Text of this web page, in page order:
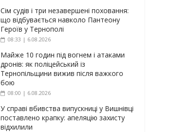
Сім судів і три незавершені поховання:
що відбувається навколо Пантеону
Героїв у Тернополі
08:33 | 6.08.2026
Майже 10 годин під вогнем і атаками
дронів: як поліцейський із
Тернопільщини вижив після важкого
бою
08:00 | 6.08.2026
У справі вбивства випускниці у Вишнівці
поставлено крапку: апеляцію захисту
відхилили